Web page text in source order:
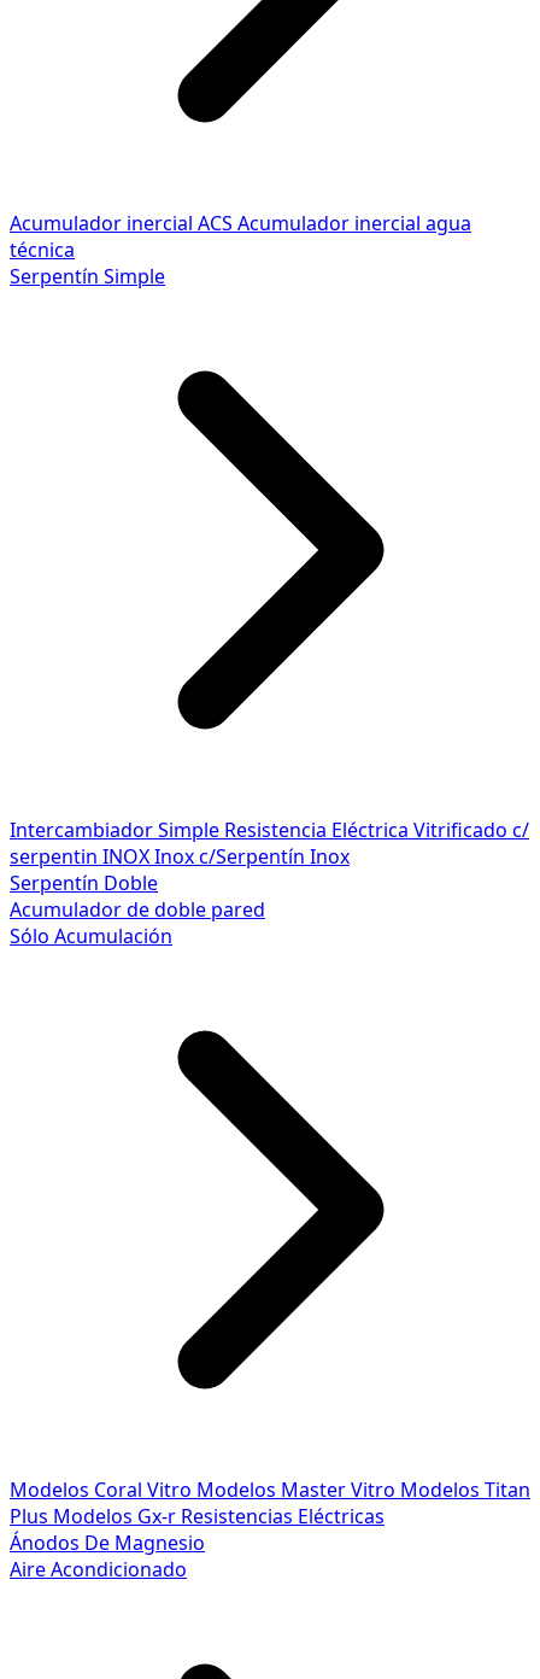
Acumulador inercial ACS Acumulador inercial agua
técnica
Serpentín Simple
Intercambiador Simple Resistencia Eléctrica Vitrificado c/
serpentin INOXInox c/Serpentín Inox
Serpentín Doble
Acumulador de doble pared
Sólo Acumulación
Modelos Coral Vitro Modelos Master Vitro Modelos Titan
Plus Modelos Gx-r Resistencias Eléctricas
Ánodos De Magnesio
Aire Acondicionado